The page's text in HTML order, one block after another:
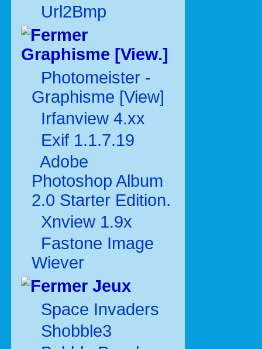
Url2Bmp
Graphisme [View.]
Photomeister -
Graphisme [View]
Irfanview 4.xx
Exif 1.1.7.19
Adobe
Photoshop Album
2.0 Starter Edition.
Xnview 1.9x
Fastone Image
Wiever
Jeux
Space Invaders
Shobble3